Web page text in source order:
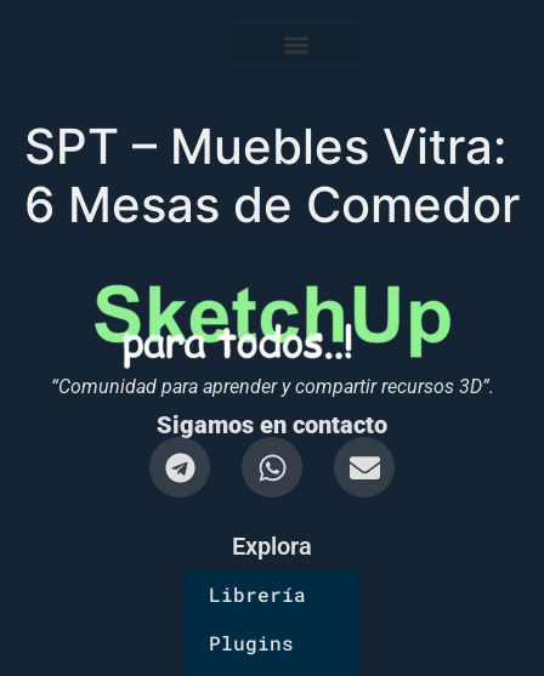
SPT – Muebles Vitra:
6 Mesas de Comedor
“Comunidad para aprender y compartir recursos 3D”.
Sigamos en contacto
Explora
Librería
Plugins